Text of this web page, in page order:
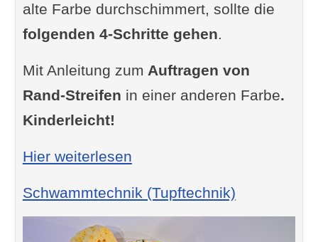
alte Farbe durchschimmert, sollte die
folgenden 4-Schritte gehen.
Mit Anleitung zum Auftragen von
Rand-Streifen in einer anderen Farbe.
Kinderleicht!
Hier weiterlesen: Wie Sie Ihre Wand "wie
Schwammtechnik (Tupftechnik)